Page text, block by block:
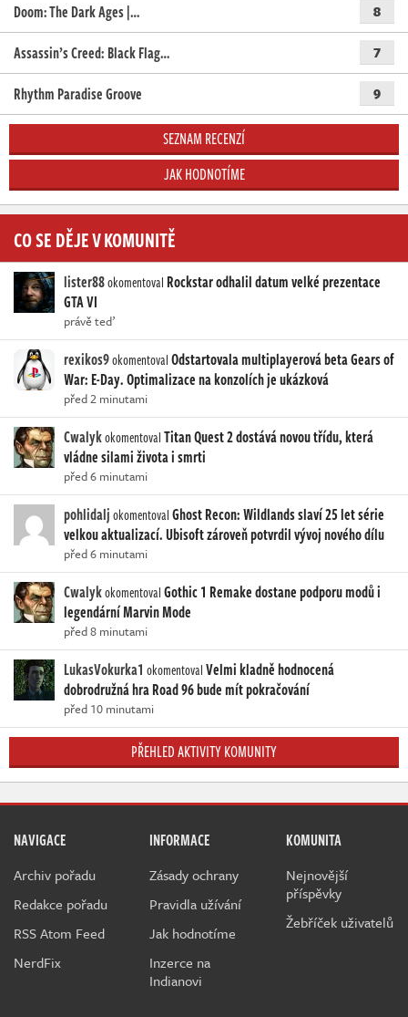
Doom: The Dark Ages |… 8
Assassin’s Creed: Black Flag… 7
Rhythm Paradise Groove 9
SEZNAM RECENZÍ
JAK HODNOTÍME
CO SE DĚJE V KOMUNITĚ
lister88okomentoval Rockstar odhalil datum velké prezentace
GTA VI
právě teď
rexikos9okomentovalOdstartovala multiplayerová beta Gears of
War: E-Day. Optimalizace na konzolích je ukázková
před 2 minutami
CwalykokomentovalTitan Quest 2 dostává novou třídu, která
vládne silami života i smrti
před 6 minutami
pohlidaljokomentovalGhost Recon: Wildlands slaví 25 let série
velkou aktualizací. Ubisoft zároveň potvrdil vývoj nového dílu
před 6 minutami
CwalykokomentovalGothic 1 Remake dostane podporu modů i
legendární Marvin Mode
před 8 minutami
LukasVokurka1 okomentovalVelmi kladně hodnocená
dobrodružná hra Road 96 bude mít pokračování
před 10 minutami
PŘEHLED AKTIVITY KOMUNITY
NAVIGACE
Archiv pořadu
Redakce pořadu
RSS Atom Feed
NerdFix
INFORMACE
Zásady ochrany
Pravidla užívání
Jak hodnotíme
Inzerce na
Indianovi
KOMUNITA
Nejnovější
příspěvky
Žebříček uživatelů